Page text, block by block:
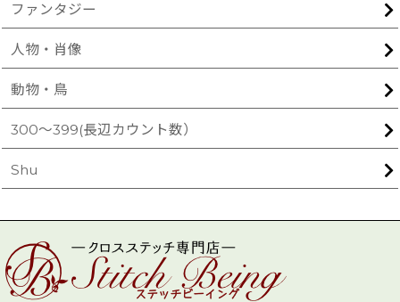
ファンタジー
人物・肖像
動物・鳥
300〜399(長辺カウント数）
Shu